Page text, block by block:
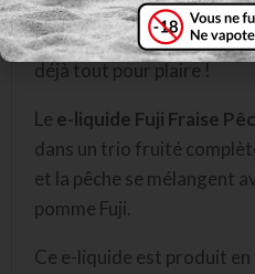
apporte une bouffée
C’estla cerise sur le sundae
déjà tout pour plaire !
Le e-liquide Fuji Fraise
dans un trio fruité
et la pêche se mélangent
pomme Fuji.
Ce e-liquide est produit en